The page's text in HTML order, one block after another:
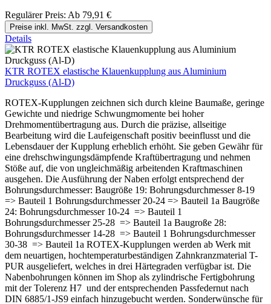
Regulärer Preis: Ab 79,91 €
Preise inkl. MwSt. zzgl. Versandkosten
Details
KTR ROTEX elastische Klauenkupplung aus Aluminium
Druckguss (Al-D)
ROTEX-Kupplungen zeichnen sich durch kleine Baumaße, geringe
Gewichte und niedrige Schwungmomente bei hoher
Drehmomentübertragung aus. Durch die präzise, allseitige
Bearbeitung wird die Laufeigenschaft positiv beeinflusst und die
Lebensdauer der Kupplung erheblich erhöht. Sie geben Gewähr für
eine drehschwingungsdämpfende Kraftübertragung und nehmen
Stöße auf, die von ungleichmäßig arbeitenden Kraftmaschinen
ausgehen. Die Ausführung der Naben erfolgt entsprechend der
Bohrungsdurchmesser: Baugröße 19: Bohrungsdurchmesser 8-19
=> Bauteil 1 Bohrungsdurchmesser 20-24 => Bauteil 1a Baugröße
24: Bohrungsdurchmesser 10-24 => Bauteil 1
Bohrungsdurchmesser 25-28 => Bauteil 1a Baugroße 28:
Bohrungsdurchmesser 14-28 => Bauteil 1 Bohrungsdurchmesser
30-38 => Bauteil 1a ROTEX-Kupplungen werden ab Werk mit
dem neuartigen, hochtemperaturbeständigen Zahnkranzmaterial T-
PUR ausgeliefert, welches in drei Härtegraden verfügbar ist. Die
Nabenbohrungen können im Shop als zylindrische Fertigbohrung
mit der Tolerenz H7 und der entsprechenden Passfedernut nach
DIN 6885/1-JS9 einfach hinzugebucht werden. Sonderwünsche für